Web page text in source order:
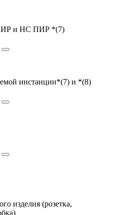
и НС ПИР *(7)
инстанции*(7) и *(8)
изделия (розетка,